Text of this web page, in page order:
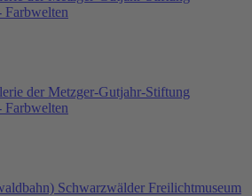
Farbwelten
der Metzger-Gutjahr-Stiftung
Farbwelten
Schwarzwälder Freilichtmuseum